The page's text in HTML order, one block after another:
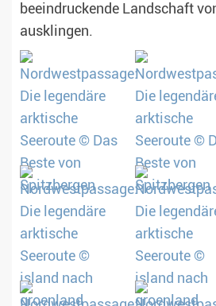
beeindruckende Landschaft
ausklingen.